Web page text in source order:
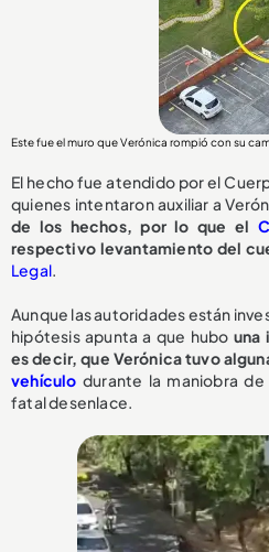
Este fue el muro que Verónica rompió con su
El hecho fue atendido por el
quienes intentaron auxiliar a
de los hechos, por lo que el
respectivo levantamiento del
Legal.
Aunque las autoridades están
hipótesis apunta a que hubo una
es decir, que Verónica tuvo
vehículo durante la maniobra
fatal desenlace.